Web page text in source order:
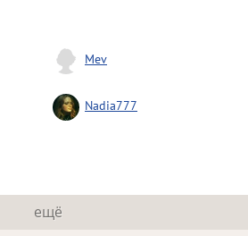
Mev
Nadia777
ещё